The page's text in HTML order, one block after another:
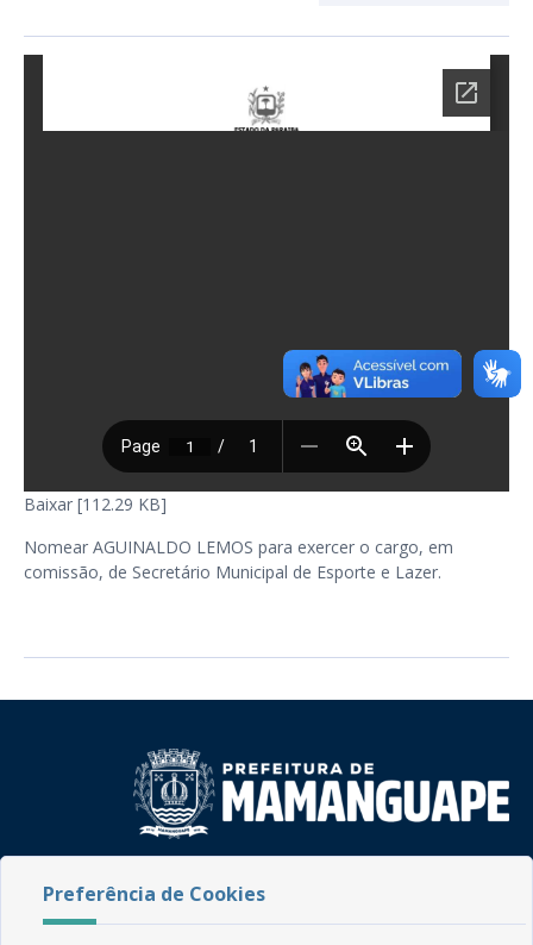
Baixar [112.29 KB]
Nomear AGUINALDO LEMOS para exercer o cargo, em
comissão, de Secretário Municipal de Esporte e Lazer.
CEP: 58.280-000 - Mamanguape/PB
Fone: (83) 3292-2246
Preferência de Cookies